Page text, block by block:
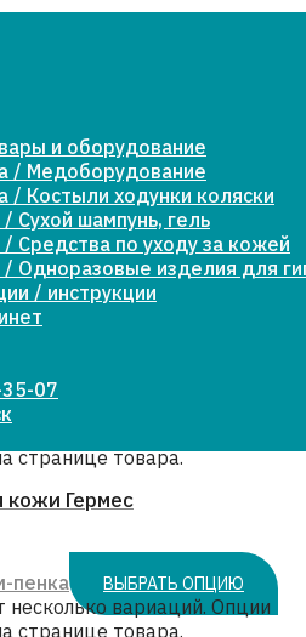
и оборудование
/ Медоборудование
/ Костыли ходунки коляски
/ Сухой шампунь, гель
/ Средства по уходу за кожей
/ Одноразовые изделия для
/ инструкции
07
за кожей
средства по уходу
и увлажнения, которые не
и ополаскивания.
Этот товар имеет
Опции можно выбрать на
тела «Well Care», 500
несколько вариаций. Опции
странице товара.
кожи Гермес
ВЫБРАТЬ ОПЦИЮ
несколько вариаций. Опции
странице товара.